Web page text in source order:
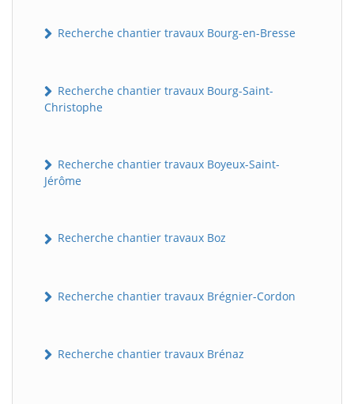
Recherche chantier travaux Bourg-en-Bresse
Recherche chantier travaux Bourg-Saint-
Christophe
Recherche chantier travaux Boyeux-Saint-
Jérôme
Recherche chantier travaux Boz
Recherche chantier travaux Brégnier-Cordon
Recherche chantier travaux Brénaz